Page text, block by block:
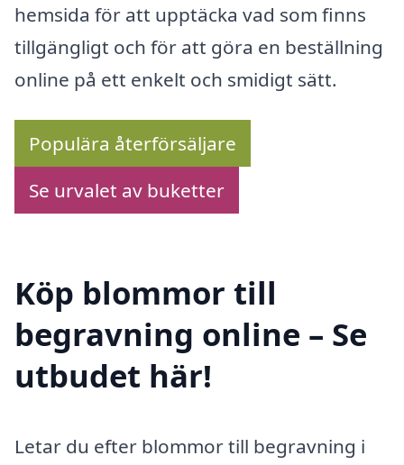
hemsida för att upptäcka vad som finns
tillgängligt och för att göra en beställning
online på ett enkelt och smidigt sätt.
Populära återförsäljare
Se urvalet av buketter
Köp blommor till
begravning online – Se
utbudet här!
Letar du efter blommor till begravning i